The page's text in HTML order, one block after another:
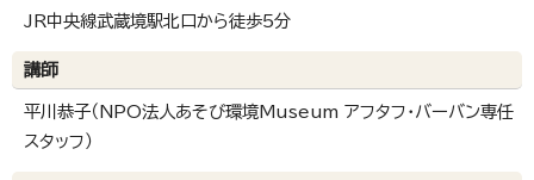
JR中央線武蔵境駅北口から徒歩5分
講師
平川恭子（NPO法人あそび環境Museum アフタフ・バーバン専任
スタッフ）